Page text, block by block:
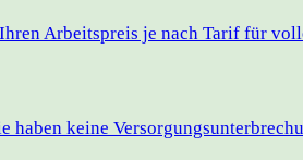
Arbeitspreis je nach Tarif für
keine